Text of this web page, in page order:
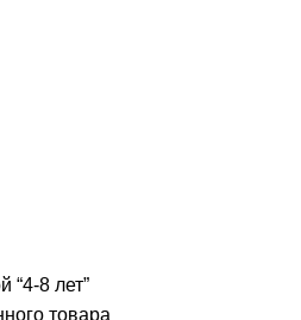
“4-8 лет”
товара